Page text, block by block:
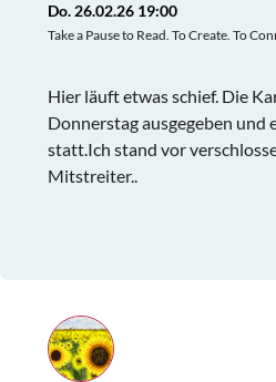
Do. 26.02.26 19:00
Take a Pause to Read. To Create. To
Hier läuft etwas schief. Die
Donnerstag ausgegeben und
statt.Ich stand vor
Mitstreiter..